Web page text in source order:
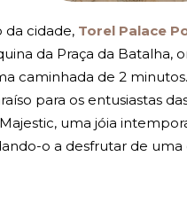
da cidade, Torel Palace
da Praça da
caminhada de 2
para os entusiastas
uma jóia
o a desfrutar de